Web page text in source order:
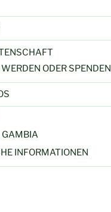
ODER SPENDEN
GAMBIA
INFORMATIONEN